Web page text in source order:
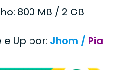
800 MB / 2 GB
e Up por: Jhom / Pia